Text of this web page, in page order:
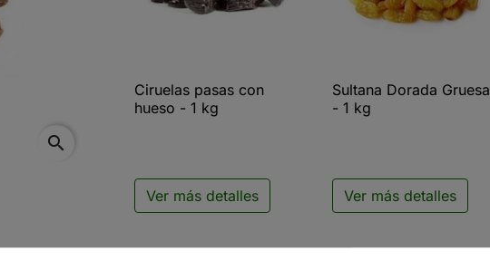
search
 Vista rápida
Ciruelas pasas con
hueso - 1 kg
Ver más detalles
 Vista rápida
Sultana Dorada Gruesa
- 1 kg
Ver más detalles